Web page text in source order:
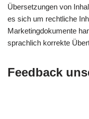
Übersetzungen von
es sich um rechtliche
Marketingdokumente
sprachlich korrekte
Feedback